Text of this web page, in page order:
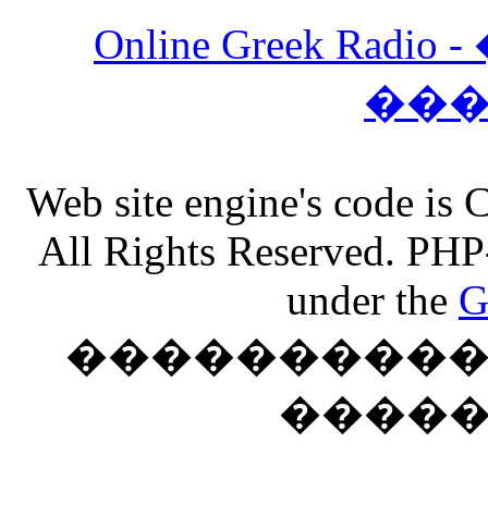
Online Greek
Web site engine's code
All Rights Reserved.
under the
����������